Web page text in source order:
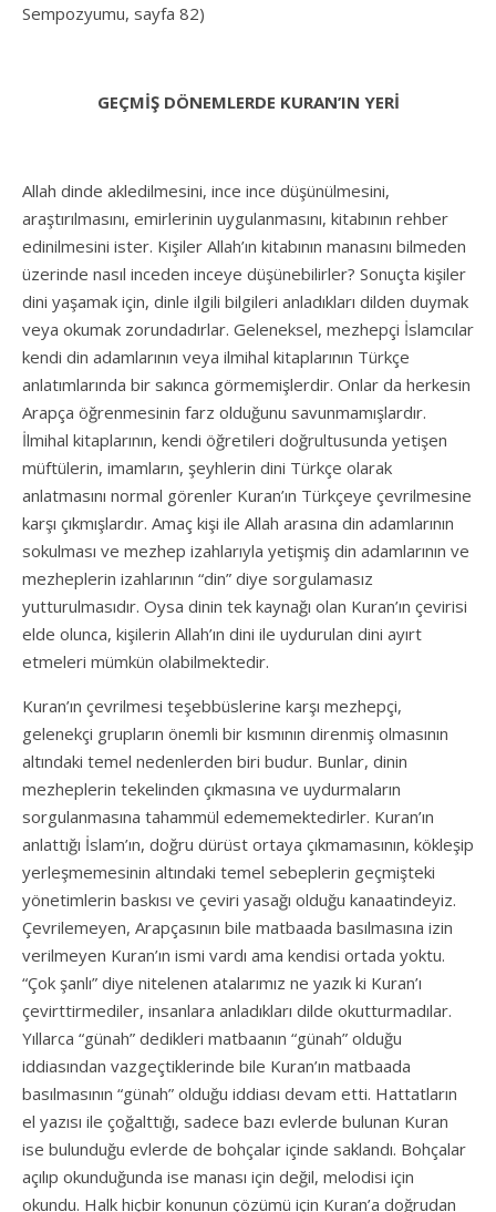
Sempozyumu, sayfa 82)
GEÇMİŞ DÖNEMLERDE KURAN’IN YERİ
Allah dinde akledilmesini, ince ince düşünülmesini,
araştırılmasını, emirlerinin uygulanmasını, kitabının rehber
edinilmesini ister. Kişiler Allah’ın kitabının manasını bilmeden
üzerinde nasıl inceden inceye düşünebilirler? Sonuçta kişiler
dini yaşamak için, dinle ilgili bilgileri anladıkları dilden duymak
veya okumak zorundadırlar. Geleneksel, mezhepçi İslamcılar
kendi din adamlarının veya ilmihal kitaplarının Türkçe
anlatımlarında bir sakınca görmemişlerdir. Onlar da herkesin
Arapça öğrenmesinin farz olduğunu savunmamışlardır.
İlmihal kitaplarının, kendi öğretileri doğrultusunda yetişen
müftülerin, imamların, şeyhlerin dini Türkçe olarak
anlatmasını normal görenler Kuran’ın Türkçeye çevrilmesine
karşı çıkmışlardır. Amaç kişi ile Allah arasına din adamlarının
sokulması ve mezhep izahlarıyla yetişmiş din adamlarının ve
mezheplerin izahlarının “din” diye sorgulamasız
yutturulmasıdır. Oysa dinin tek kaynağı olan Kuran’ın çevirisi
elde olunca, kişilerin Allah’ın dini ile uydurulan dini ayırt
etmeleri mümkün olabilmektedir.
Kuran’ın çevrilmesi teşebbüslerine karşı mezhepçi,
gelenekçi grupların önemli bir kısmının direnmiş olmasının
altındaki temel nedenlerden biri budur. Bunlar, dinin
mezheplerin tekelinden çıkmasına ve uydurmaların
sorgulanmasına tahammül edememektedirler. Kuran’ın
anlattığı İslam’ın, doğru dürüst ortaya çıkmamasının, kökleşip
yerleşmemesinin altındaki temel sebeplerin geçmişteki
yönetimlerin baskısı ve çeviri yasağı olduğu kanaatindeyiz.
Çevrilemeyen, Arapçasının bile matbaada basılmasına izin
verilmeyen Kuran’ın ismi vardı ama kendisi ortada yoktu.
“Çok şanlı” diye nitelenen atalarımız ne yazık ki Kuran’ı
çevirttirmediler, insanlara anladıkları dilde okutturmadılar.
Yıllarca “günah” dedikleri matbaanın “günah” olduğu
iddiasından vazgeçtiklerinde bile Kuran’ın matbaada
basılmasının “günah” olduğu iddiası devam etti. Hattatların
el yazısı ile çoğalttığı, sadece bazı evlerde bulunan Kuran
ise bulunduğu evlerde de bohçalar içinde saklandı. Bohçalar
açılıp okunduğunda ise manası için değil, melodisi için
okundu. Halk hiçbir konunun çözümü için Kuran’a doğrudan